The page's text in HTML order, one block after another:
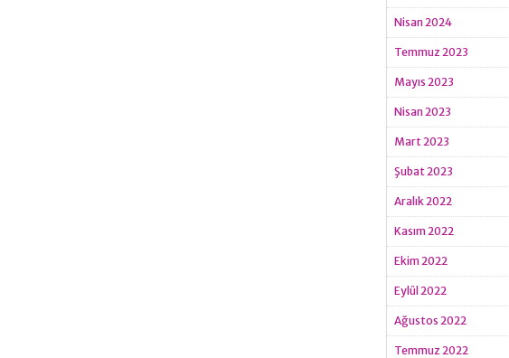
Nisan 2024
Temmuz 2023
Mayıs 2023
Nisan 2023
Mart 2023
Şubat 2023
Aralık 2022
Kasım 2022
Ekim 2022
Eylül 2022
Ağustos 2022
Temmuz 2022